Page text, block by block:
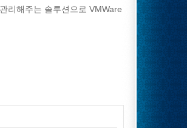
리해주는 솔루션으로 VMWare